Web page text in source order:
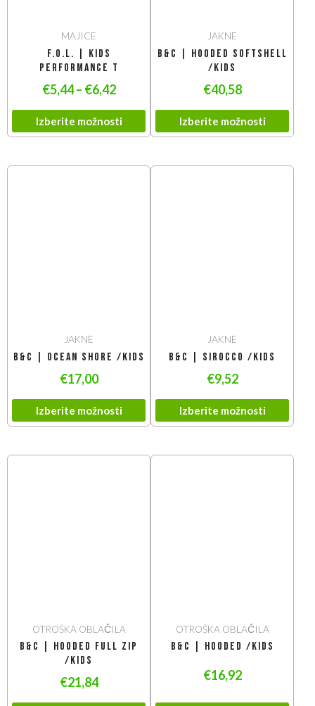
MAJICE
F.O.L. | Kids
Performance T
€5,44– €6,42
Izberite možnosti
JAKNE
B&C | Hooded Softshell
/kids
€40,58
Izberite možnosti
JAKNE
B&C | Ocean Shore /kids
€17,00
Izberite možnosti
JAKNE
B&C | Sirocco /kids
€9,52
Izberite možnosti
OTROŠKA OBLAČILA
B&C | Hooded Full Zip
/kids
€21,84
OTROŠKA OBLAČILA
B&C | Hooded /kids
€16,92